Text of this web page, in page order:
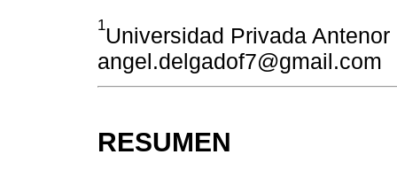
1Universidad Privada
angel.delgadof7@gmail.com
RESUMEN